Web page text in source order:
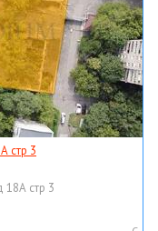
стр 3
18А стр 3